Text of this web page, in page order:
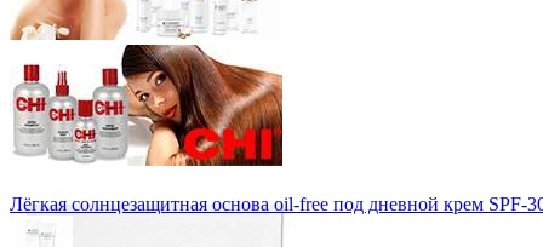
Лёгкая солнцезащитная основа oil-free под дневной крем SPF-